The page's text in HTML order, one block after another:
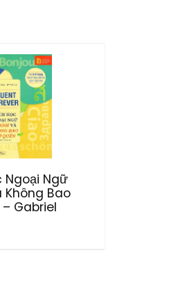
Ngoại Ngữ
Không Bao
Gabriel